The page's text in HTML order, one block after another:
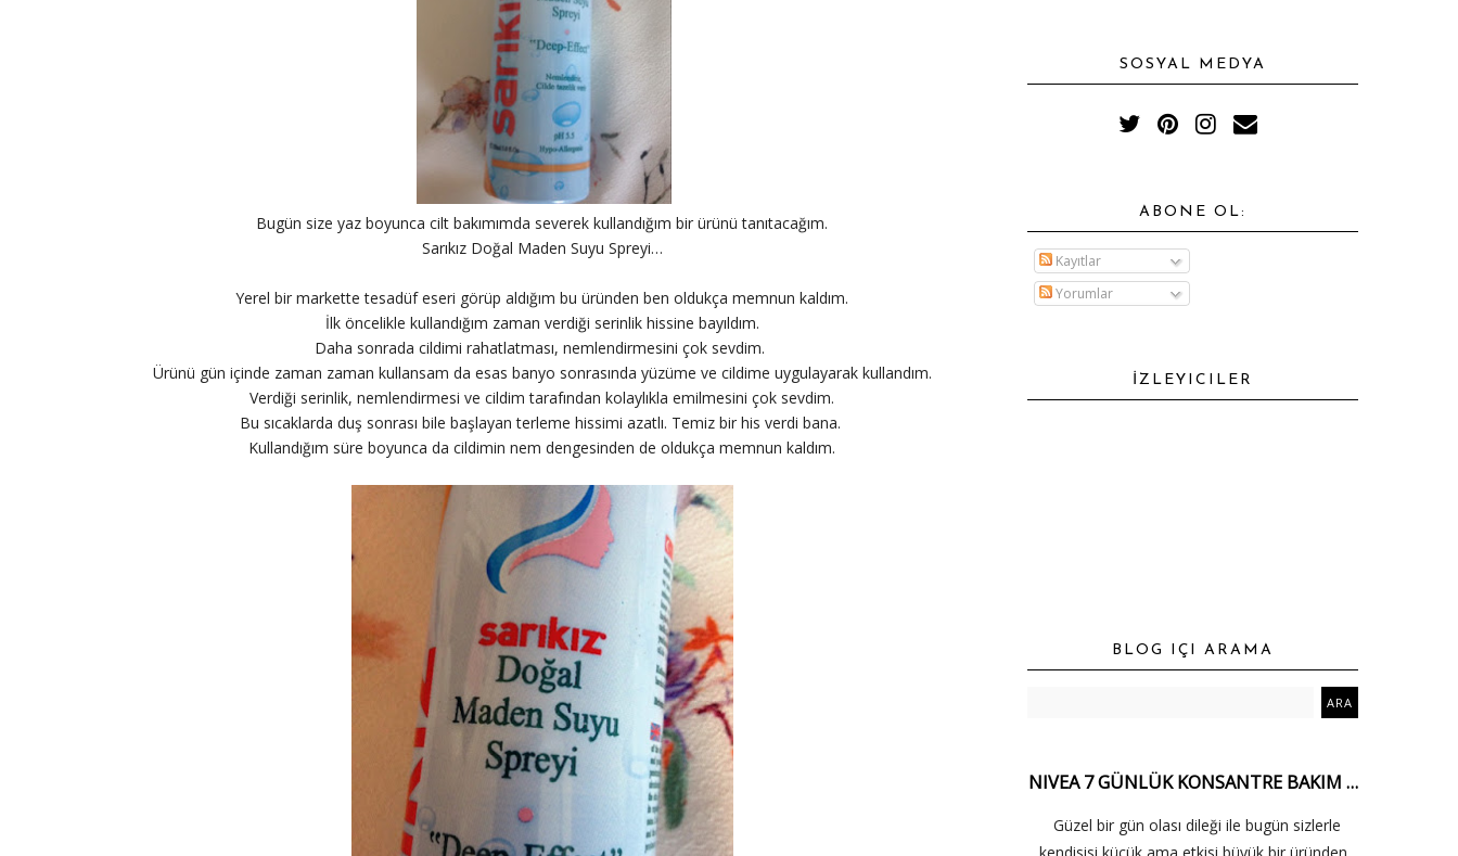
Bugün size yaz boyunca cilt bakımımda severek kullandığım bir ürünü tanıtacağım.
Sarıkız Doğal Maden Suyu Spreyi…
Yerel bir markette tesadüf eseri görüp aldığım bu üründen ben oldukça memnun kaldım.
İlk öncelikle kullandığım zaman verdiği serinlik hissine bayıldım.
Daha sonrada cildimi rahatlatması, nemlendirmesini çok sevdim.
Ürünü gün içinde zaman zaman kullansam da esas banyo sonrasında yüzüme ve cildime uygulayarak kullandım.
Verdiği serinlik, nemlendirmesi ve cildim tarafından kolaylıkla emilmesini çok sevdim.
Bu sıcaklarda duş sonrası bile başlayan terleme hissimi azatlı. Temiz bir his verdi bana.
Kullandığım süre boyunca da cildimin nem dengesinden de oldukça memnun kaldım.
SOSYAL MEDYA
ABONE OL:
Kayıtlar
Yorumlar
İZLEYICILER
BLOG IÇI ARAMA
NIVEA 7 GÜNLÜK KONSANTRE BAKIM …
Güzel bir gün olası dileği ile bugün sizlerle